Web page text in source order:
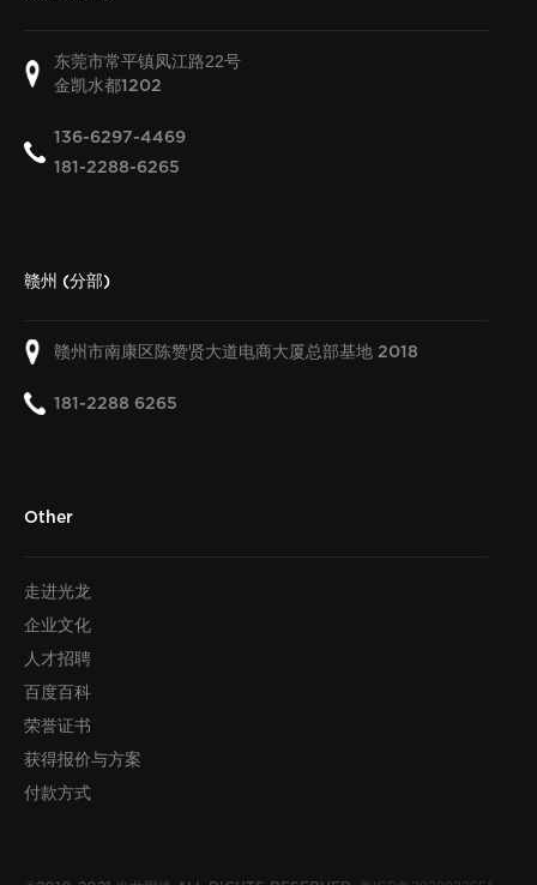
东莞市常平镇凤江路22号
金凯水都1202
136-6297-4469
181-2288-6265
赣州 (分部)
赣州市南康区陈赞贤大道电商大厦总部基地 2018
181-2288 6265
Other
走进光龙
企业文化
人才招聘
百度百科
荣誉证书
获得报价与方案
付款方式